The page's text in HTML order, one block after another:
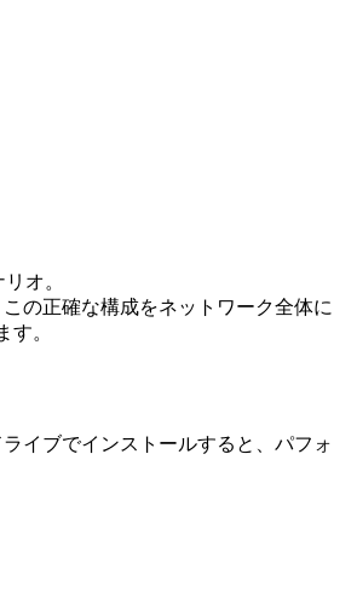
オ。
の正確な構成をネットワーク全体に
。
イブでインストールすると、パフォ